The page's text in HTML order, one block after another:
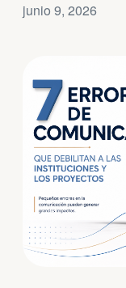
junio 9, 2026